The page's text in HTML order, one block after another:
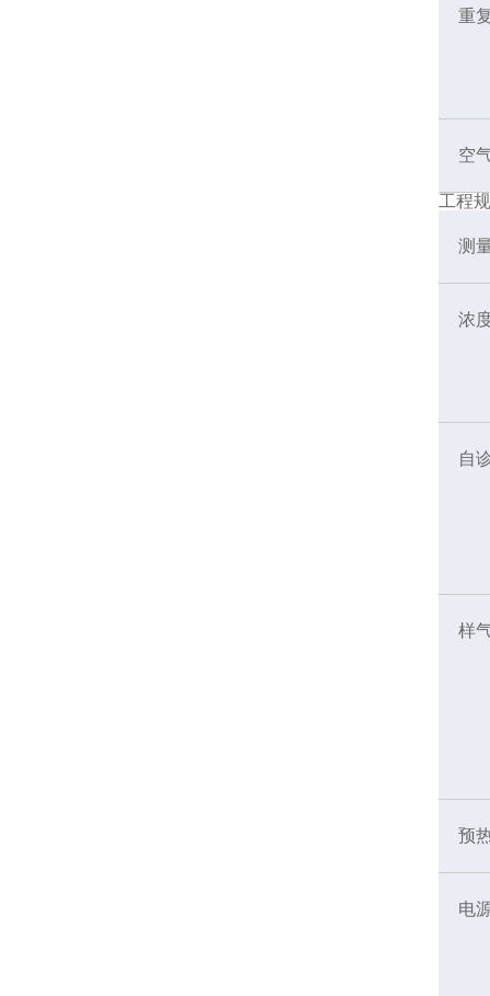
重
空
工程
测
浓
自
样
预
电